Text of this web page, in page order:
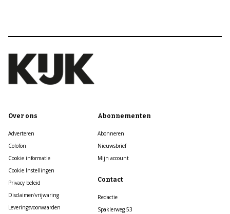
Over ons
Adverteren
Colofon
Cookie informatie
Cookie Instellingen
Privacy beleid
Disclaimer/vrijwaring
Leveringsvoorwaarden
Abonnementen
Abonneren
Nieuwsbrief
Mijn account
Contact
Redactie
Spaklerweg 53